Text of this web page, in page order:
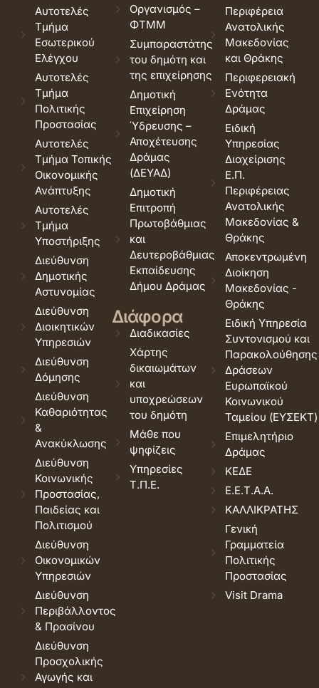
Αυτοτελές
Τμήμα
Εσωτερικού
Ελέγχου
Αυτοτελές
Τμήμα
Πολιτικής
Προστασίας
Αυτοτελές
Τμήμα Τοπικής
Οικονομικής
Ανάπτυξης
Αυτοτελές
Τμήμα
Υποστήριξης
Διεύθυνση
Δημοτικής
Αστυνομίας
Διεύθυνση
Διοικητικών
Υπηρεσιών
Διεύθυνση
Δόμησης
Διεύθυνση
Καθαριότητας
&
Ανακύκλωσης
Διεύθυνση
Κοινωνικής
Προστασίας,
Παιδείας και
Πολιτισμού
Διεύθυνση
Οικονομικών
Υπηρεσιών
Διεύθυνση
Περιβάλλοντος
& Πρασίνου
Διεύθυνση
Προσχολικής
Αγωγής και
Οργανισμός –
ΦΤΜΜ
Συμπαραστάτης
του δημότη και
της επιχείρησης
Δημοτική
Επιχείρηση
Ύδρευσης –
Αποχέτευσης
Δράμας
(ΔΕΥΑΔ)
Δημοτική
Επιτροπή
Πρωτοβάθμιας
και
Δευτεροβάθμιας
Εκπαίδευσης
Δήμου Δράμας
Διάφορα
Διαδικασίες
Χάρτης
δικαιωμάτων
και
υποχρεώσεων
του δημότη
Μάθε που
ψηφίζεις
Υπηρεσίες
Τ.Π.Ε.
Περιφέρεια
Ανατολικής
Μακεδονίας
και Θράκης
Περιφερειακή
Ενότητα
Δράμας
Ειδική
Υπηρεσίας
Διαχείρισης
Ε.Π.
Περιφέρειας
Ανατολικής
Μακεδονίας &
Θράκης
Αποκεντρωμένη
Διοίκηση
Μακεδονίας -
Θράκης
Ειδική Υπηρεσία
Συντονισμού και
Παρακολούθησης
Δράσεων
Ευρωπαϊκού
Κοινωνικού
Ταμείου (ΕΥΣΕΚΤ)
Επιμελητήριο
Δράμας
ΚΕΔΕ
Ε.Ε.Τ.Α.Α.
ΚΑΛΛΙΚΡΑΤΗΣ
Γενική
Γραμματεία
Πολιτικής
Προστασίας
Visit Drama